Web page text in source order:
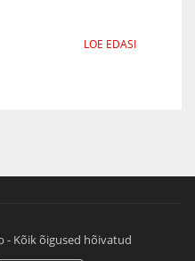
LOE EDASI
- Kõik õigused hõivatud